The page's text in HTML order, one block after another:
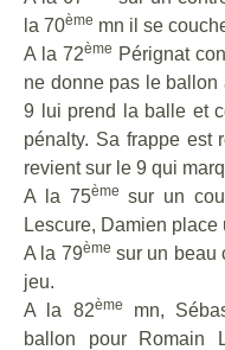
la 70ème mn il se
A la 72ème Pérignat
ne donne pas le
9 lui prend la balle et
pénalty. Sa frappe est
revient sur le 9 qui
A la 75ème sur un
Lescure, Damien
A la 79ème sur un beau
jeu.
A la 82ème
mn,
ballon pour Romain